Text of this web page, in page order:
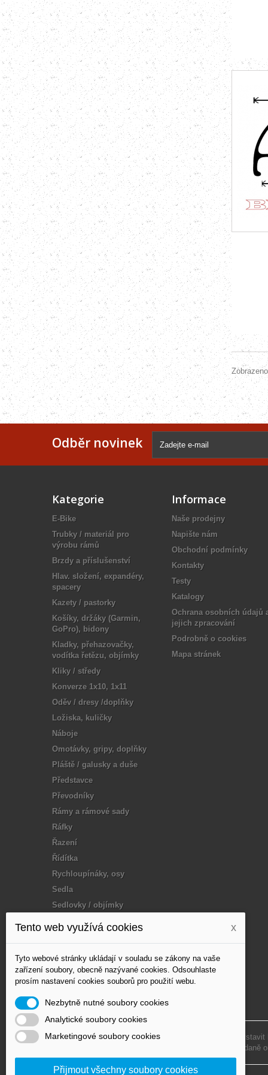
Odběr novinek
Kategorie
E-Bike
Trubky / materiál pro
výrobu rámů
Brzdy a příslušenství
Hlav. složení, expandéry,
spacery
Kazety / pastorky
Košíky, držáky (Garmin,
GoPro), bidony
Kladky, přehazovačky,
vodítka řetězu, objímky
Kliky / středy
Konverze 1x10, 1x11
Oděv / dresy /doplňky
Ložiska, kuličky
Náboje
Omotávky, gripy, doplňky
Pláště / galusky a duše
Představce
Převodníky
Rámy a rámové sady
Ráfky
Řazení
Řídítka
Rychloupínáky, osy
Sedla
Sedlovky / objímky
Vidlice
Výplet - paprsky
Zapletená kola, Disc,
Informace
Naše prodejny
Napište nám
Obchodní podmínky
Kontakty
Testy
Katalogy
Ochrana osobních údajů
jejich zpracování
Podrobně o cookies
Mapa stránek
Podle zákona o evidenci tržeb je prodávající povinen
Zároveň je povinen zaevidovat přijatou tržbu u správce
Tento web využívá cookies x
Tyto webové stránky ukládají v souladu se zákony na vaše
zařízení soubory, obecně nazývané cookies. Odsouhlaste
prosím nastavení cookies souborů pro použití webu.
Nezbytně nutné soubory cookies
Analytické soubory cookies
Marketingové soubory cookies
Přijmout všechny soubory cookies